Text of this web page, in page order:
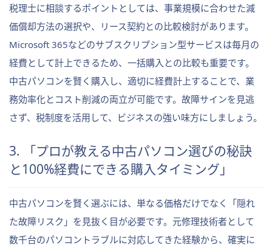
税理士に相談するポイントとしては、事業規模に合わせた減
価償却方法の選択や、リース契約との比較検討があります。
Microsoft 365などのサブスクリプション型サービスは毎月の
経費として計上できるため、一括購入との比較も重要です。
中古パソコンを賢く購入し、適切に経費計上することで、業
務効率化とコスト削減の両立が可能です。故障サインを見逃
さず、税制度を活用して、ビジネスの強い味方にしましょう。
3. 「プロが教える中古パソコン選びの秘訣
と100%経費にできる購入タイミング」
中古パソコンを賢く選ぶには、単なる価格だけでなく「隠れ
た故障リスク」を見抜く目が必要です。元修理技術者として
数千台のパソコントラブルに対応してきた経験から、確実に